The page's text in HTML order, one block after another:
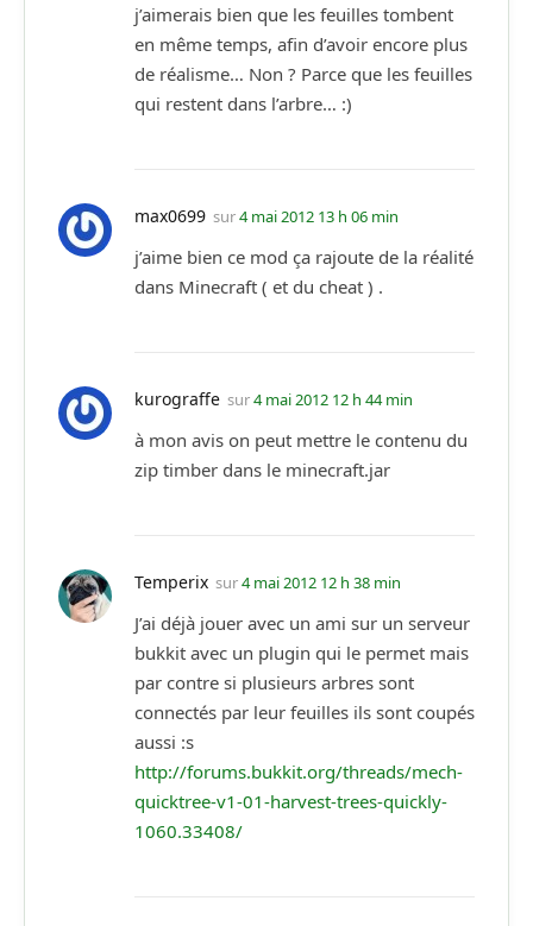
j’aimerais bien que les feuilles tombent
en même temps, afin d’avoir encore plus
de réalisme… Non ? Parce que les feuilles
qui restent dans l’arbre… :)
max0699 sur4 mai 2012 13 h 06 min
j’aime bien ce mod ça rajoute de la réalité
dans Minecraft ( et du cheat ) .
kurograffe sur4 mai 2012 12 h 44 min
à mon avis on peut mettre le contenu du
zip timber dans le minecraft.jar
Temperix sur4 mai 2012 12 h 38 min
J’ai déjà jouer avec un ami sur un serveur
bukkit avec un plugin qui le permet mais
par contre si plusieurs arbres sont
connectés par leur feuilles ils sont coupés
aussi :s
http://forums.bukkit.org/threads/mech-
quicktree-v1-01-harvest-trees-quickly-
1060.33408/